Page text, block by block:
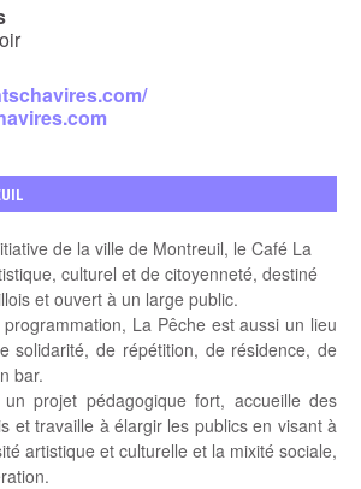
de la ville de Montreuil, le Café La
culturel et de citoyenneté, destiné
et ouvert à un large public.
La Pêche est aussi un lieu
solidarité, de répétition, de résidence, de
bar.
un projet pédagogique fort, accueille des
et travaille à élargir les publics en visant à
artistique et culturelle et la mixité sociale,